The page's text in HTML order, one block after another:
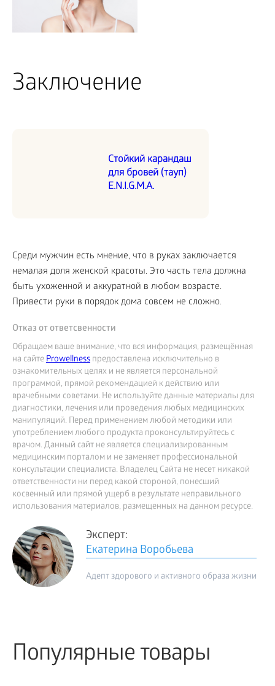
Заключение
Стойкий карандаш
для бровей (тауп)
E.N.I.G.M.A.
Среди мужчин есть мнение, что в руках заключается
немалая доля женской красоты. Это часть тела должна
быть ухоженной и аккуратной в любом возрасте.
Привести руки в порядок дома совсем не сложно.
Отказ от ответсвенности
Обращаем ваше внимание, что вся информация, размещённая
на сайтеProwellness предоставлена исключительно в
ознакомительных целях и не является персональной
программой, прямой рекомендацией к действию или
врачебными советами. Не используйте данные материалы для
диагностики, лечения или проведения любых медицинских
манипуляций. Перед применением любой методики или
употреблением любого продукта проконсультируйтесь с
врачом. Данный сайт не является специализированным
медицинским порталом и не заменяет профессиональной
консультации специалиста. Владелец Сайта не несет никакой
ответственности ни перед какой стороной, понесший
косвенный или прямой ущерб в результате неправильного
использования материалов, размещенных на данном ресурсе.
Эксперт:
Екатерина Воробьева
Адепт здорового и активного образа жизни
Популярные товары